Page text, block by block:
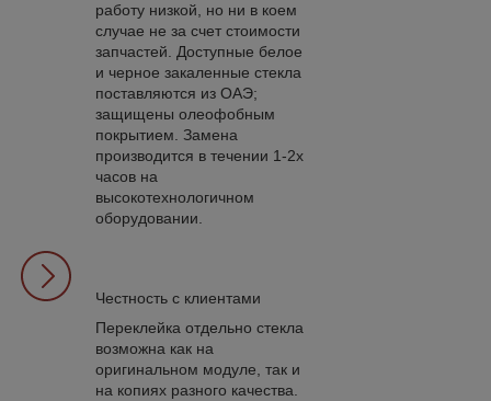
работу низкой, но ни в коем
случае не за счет стоимости
запчастей. Доступные белое
и черное закаленные стекла
поставляются из ОАЭ;
защищены олеофобным
покрытием. Замена
производится в течении 1-2х
часов на
высокотехнологичном
оборудовании.
Честность с клиентами
Переклейка отдельно стекла
возможна как на
оригинальном модуле, так и
на копиях разного качества.